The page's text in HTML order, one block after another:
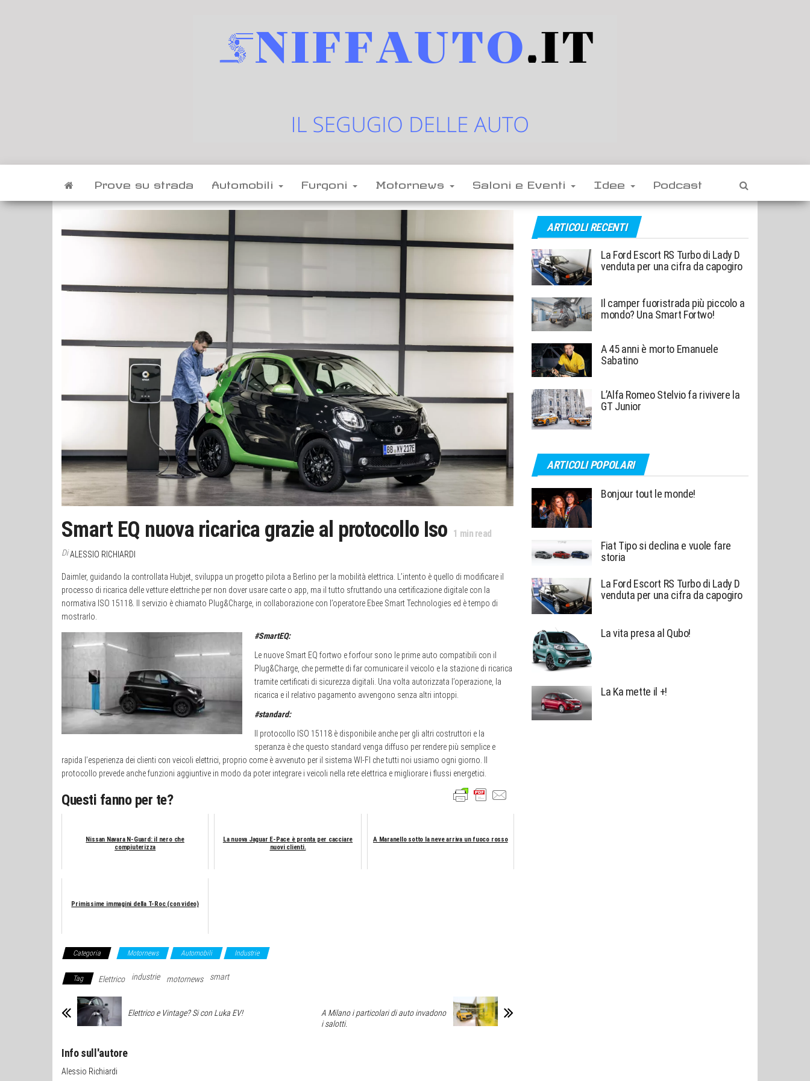
auto
Prove su strada Automobili Furgoni Motornews Saloni e Eventi Idee Podcast
Smart EQ nuova ricarica grazie al protocollo Iso 1 min read
DiALESSIO RICHIARDI
Daimler, guidando la controllata Hubjet, sviluppa un progetto pilota a Berlino per la mobilità elettrica. L’intento è quello di modificare il
processo di ricarica delle vetture elettriche per non dover usare carte o app, ma il tutto sfruttando una certificazione digitale con la
normativa ISO 15118. Il servizio è chiamato Plug&Charge, in collaborazione con l’operatore Ebee Smart Technologies ed è tempo di
mostrarlo.
#SmartEQ:
Le nuove Smart EQ fortwo e forfour sono le prime auto compatibili con il
Plug&Charge, che permette di far comunicare il veicolo e la stazione di ricarica
tramite certificati di sicurezza digitali. Una volta autorizzata l’operazione, la
ricarica e il relativo pagamento avvengono senza altri intoppi.
#standard:
Il protocollo ISO 15118 è disponibile anche per gli altri costruttori e la
speranza è che questo standard venga diffuso per rendere più semplice e
rapida l’esperienza dei clienti con veicoli elettrici, proprio come è avvenuto per il sistema WI-FI che tutti noi usiamo ogni giorno. Il
protocollo prevede anche funzioni aggiuntive in modo da poter integrare i veicoli nella rete elettrica e migliorare i flussi energetici.
Questi fanno per te?
Nissan Navara N-Guard: il nero che
compiuterizza
La nuova Jaguar E-Pace è pronta per cacciare
nuovi clienti.
A Maranello sotto la neve arriva un fuoco rosso
Primissime immagini della T-Roc (con video)
Categoria Motornews Automobili Industrie
Tag Elettrico industrie motornews smart
Elettrico e Vintage? Si con Luka EV!
A Milano i particolari di auto invadono
i salotti.
Info sull'autore
Alessio Richiardi
ARTICOLI RECENTI
La Ford Escort RS Turbo di Lady D
venduta per una cifra da capogiro
Il camper fuoristrada più piccolo a
mondo? Una Smart Fortwo!
A 45 anni è morto Emanuele
Sabatino
L’Alfa Romeo Stelvio fa rivivere la
GT Junior
ARTICOLI POPOLARI
Bonjour tout le monde!
Fiat Tipo si declina e vuole fare
storia
La Ford Escort RS Turbo di Lady D
venduta per una cifra da capogiro
La vita presa al Qubo!
La Ka mette il +!